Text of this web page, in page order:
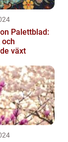
Palettblad:
och
växt